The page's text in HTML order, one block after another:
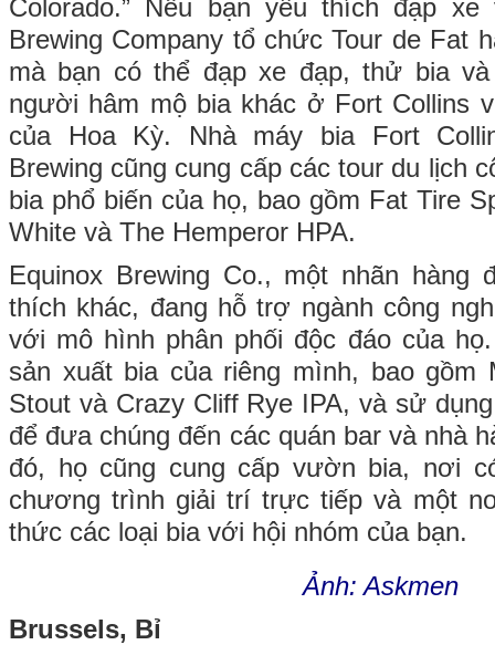
Colorado.” Nếu bạn yêu thích đạp
Brewing Company tổ chức Tour de Fat
mà bạn có thể đạp xe đạp, thử bia
người hâm mộ bia khác ở Fort Collins
của Hoa Kỳ. Nhà máy bia Fort
Brewing cũng cung cấp các tour du lịch
bia phổ biến của họ, bao gồm Fat Tire
White và The Hemperor HPA.
Equinox Brewing Co., một nhãn hàng
thích khác, đang hỗ trợ ngành công
với mô hình phân phối độc đáo của
sản xuất bia của riêng mình, bao gồm
Stout và Crazy Cliff Rye IPA, và sử
để đưa chúng đến các quán bar và nhà
đó, họ cũng cung cấp vườn bia, nơi
chương trình giải trí trực tiếp và một
thức các loại bia với hội nhóm của bạn.
Ảnh: Askmen
Brussels, Bỉ